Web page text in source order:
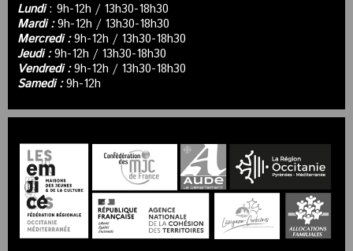
Lundi: 9h-12h / 13h30-18h30
Mardi :9h-12h / 13h30-18h30
Mercredi :9h-12h / 13h30-18h30
Jeudi :9h-12h / 13h30-18h30
Vendredi :9h-12h / 13h30-18h30
Samedi :9h-12h